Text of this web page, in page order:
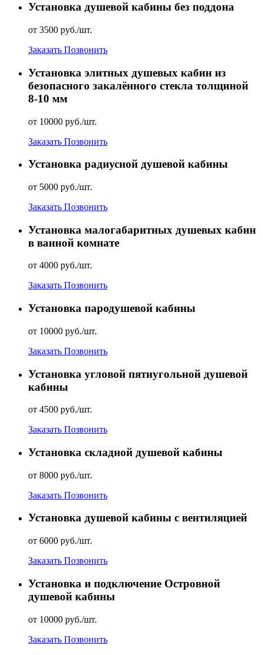
Установка душевой кабины без поддона
от 3500 руб./шт.
Заказать Позвонить
Установка элитных душевых кабин из
безопасного закалённого стекла толщиной
8-10 мм
от 10000 руб./шт.
Заказать Позвонить
Установка радиусной душевой кабины
от 5000 руб./шт.
Заказать Позвонить
Установка малогабаритных душевых кабин
в ванной комнате
от 4000 руб./шт.
Заказать Позвонить
Установка пародушевой кабины
от 10000 руб./шт.
Заказать Позвонить
Установка угловой пятиугольной душевой
кабины
от 4500 руб./шт.
Заказать Позвонить
Установка складной душевой кабины
от 8000 руб./шт.
Заказать Позвонить
Установка душевой кабины с вентиляцией
от 6000 руб./шт.
Заказать Позвонить
Установка и подключение Островной
душевой кабины
от 10000 руб./шт.
Заказать Позвонить